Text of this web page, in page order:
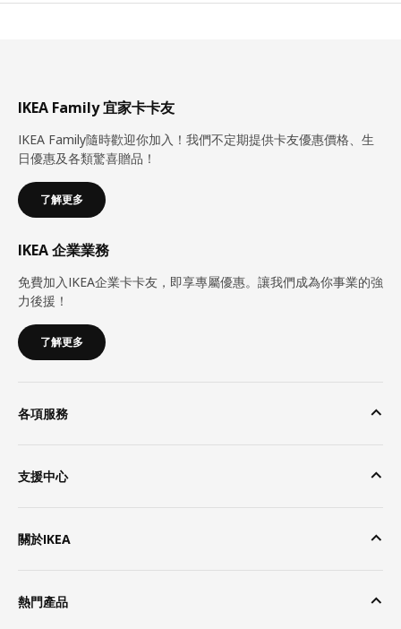
IKEA Family 宜家卡卡友
IKEA Family隨時歡迎你加入！我們不定期提供卡友優惠價格、生
日優惠及各類驚喜贈品！
了解更多
IKEA 企業業務
免費加入IKEA企業卡卡友，即享專屬優惠。讓我們成為你事業的強
力後援！
了解更多
各項服務
支援中心
關於IKEA
熱門產品